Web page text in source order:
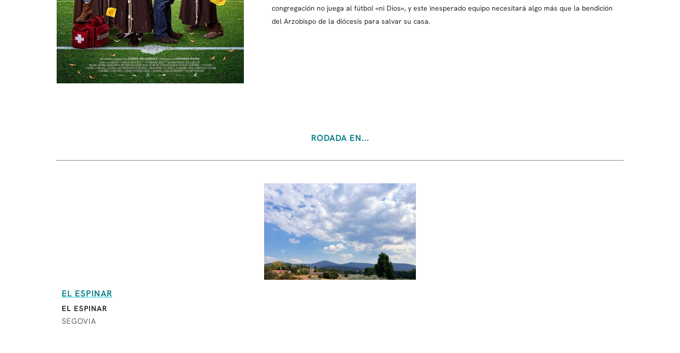
congregación no juega al fútbol «ni Dios», y este inesperado equipo necesitará algo más que la bendición
del Arzobispo de la diócesis para salvar su casa.
RODADA EN...
EL ESPINAR
EL ESPINAR
SEGOVIA